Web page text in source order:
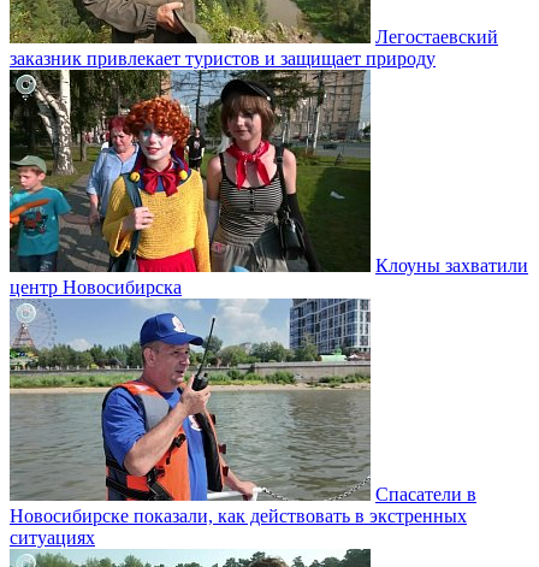
Легостаевский
заказник привлекает туристов и защищает природу
Клоуны захватили
центр Новосибирска
Спасатели в
Новосибирске показали, как действовать в экстренных
ситуациях